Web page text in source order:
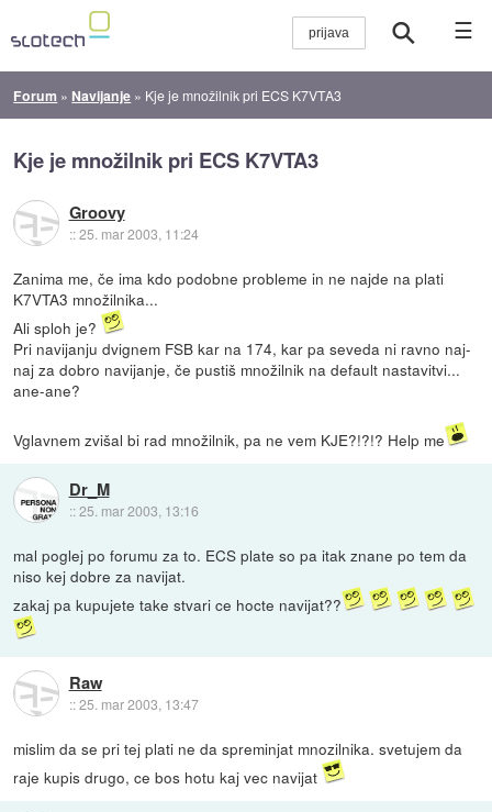
☰
Forum » Navijanje » Kje je množilnik pri ECS K7VTA3
Kje je množilnik pri ECS K7VTA3
Groovy
::25. mar 2003, 11:24
Zanima me, če ima kdo podobne probleme in ne najde na plati
K7VTA3 množilnika...
Ali sploh je?
Pri navijanju dvignem FSB kar na 174, kar pa seveda ni ravno naj-
naj za dobro navijanje, če pustiš množilnik na default nastavitvi...
ane-ane?
Vglavnem zvišal bi rad množilnik, pa ne vem KJE?!?!? Help me
Dr_M
::25. mar 2003, 13:16
mal poglej po forumu za to. ECS plate so pa itak znane po tem da
niso kej dobre za navijat.
zakaj pa kupujete take stvari ce hocte navijat??
Raw
::25. mar 2003, 13:47
mislim da se pri tej plati ne da spreminjat mnozilnika. svetujem da
raje kupis drugo, ce bos hotu kaj vec navijat